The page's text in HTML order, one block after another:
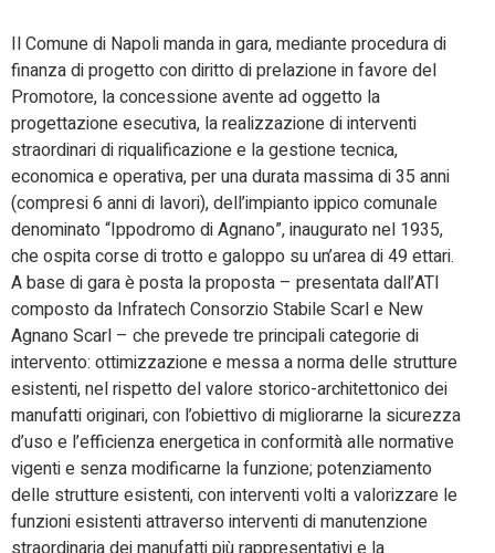
Il Comune di Napoli manda in gara, mediante procedura di
finanza di progetto con diritto di prelazione in favore del
Promotore, la concessione avente ad oggetto la
progettazione esecutiva, la realizzazione di interventi
straordinari di riqualificazione e la gestione tecnica,
economica e operativa, per una durata massima di 35 anni
(compresi 6 anni di lavori), dell’impianto ippico comunale
denominato “Ippodromo di Agnano”, inaugurato nel 1935,
che ospita corse di trotto e galoppo su un’area di 49 ettari.
A base di gara è posta la proposta – presentata dall’ATI
composto da Infratech Consorzio Stabile Scarl e New
Agnano Scarl – che prevede tre principali categorie di
intervento: ottimizzazione e messa a norma delle strutture
esistenti, nel rispetto del valore storico-architettonico dei
manufatti originari, con l’obiettivo di migliorarne la sicurezza
d’uso e l’efficienza energetica in conformità alle normative
vigenti e senza modificarne la funzione; potenziamento
delle strutture esistenti, con interventi volti a valorizzare le
funzioni esistenti attraverso interventi di manutenzione